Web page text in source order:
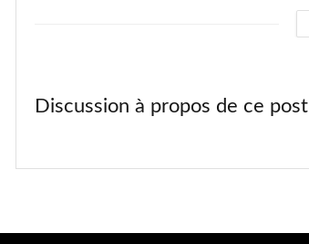
Discussion à propos de ce post